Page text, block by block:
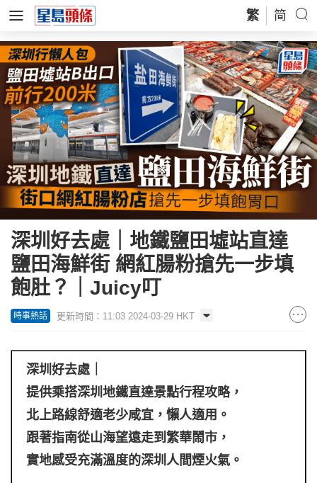
繁 简
深圳好去處｜地鐵鹽田墟站直達
鹽田海鮮街 網紅腸粉搶先一步填
飽肚？｜Juicy叮
時事熱話 更新時間：11:03 2024-03-29 HKT
深圳好去處｜
提供乘搭深圳地鐵直達景點行程攻略，
北上路線舒適老少咸宜，懶人適用。
跟著指南從山海望遠走到繁華鬧市，
實地感受充滿溫度的深圳人間煙火氣。